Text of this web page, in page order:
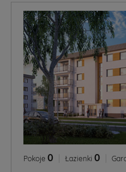
Pokoje 0 Łazienki 0